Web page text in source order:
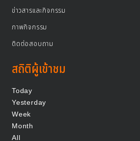
ข่าวสารและกิจกรรม
ภาพกิจกรรม
ติดต่อสอบถาม
สถิติผู้เข้าชม
Today
Yesterday
Week
Month
All